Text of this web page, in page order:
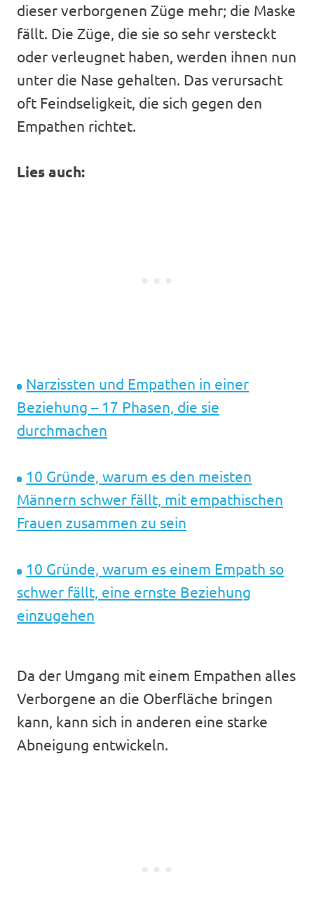
dieser verborgenen Züge mehr; die Maske
fällt. Die Züge, die sie so sehr versteckt
oder verleugnet haben, werden ihnen nun
unter die Nase gehalten. Das verursacht
oft Feindseligkeit, die sich gegen den
Empathen richtet.
Lies auch:
Narzissten und Empathen in einer
Beziehung – 17 Phasen, die sie
durchmachen
10 Gründe, warum es den meisten
Männern schwer fällt, mit empathischen
Frauen zusammen zu sein
10 Gründe, warum es einem Empath so
schwer fällt, eine ernste Beziehung
einzugehen
Da der Umgang mit einem Empathen alles
Verborgene an die Oberfläche bringen
kann, kann sich in anderen eine starke
Abneigung entwickeln.